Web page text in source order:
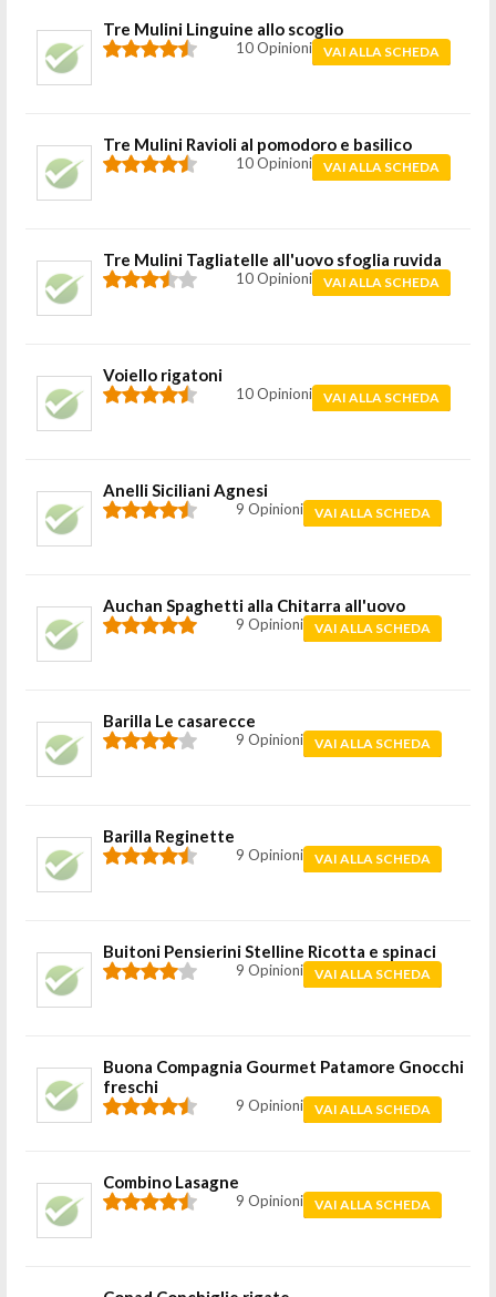
Tre Mulini Linguine allo scoglio
10 Opinioni VAI ALLA SCHEDA
Tre Mulini Ravioli al pomodoro e basilico
10 Opinioni VAI ALLA SCHEDA
Tre Mulini Tagliatelle all'uovo sfoglia ruvida
10 Opinioni VAI ALLA SCHEDA
Voiello rigatoni
10 Opinioni VAI ALLA SCHEDA
Anelli Siciliani Agnesi
9 Opinioni VAI ALLA SCHEDA
Auchan Spaghetti alla Chitarra all'uovo
9 Opinioni VAI ALLA SCHEDA
Barilla Le casarecce
9 Opinioni VAI ALLA SCHEDA
Barilla Reginette
9 Opinioni VAI ALLA SCHEDA
Buitoni Pensierini Stelline Ricotta e spinaci
9 Opinioni VAI ALLA SCHEDA
Buona Compagnia Gourmet Patamore Gnocchi
freschi
9 Opinioni VAI ALLA SCHEDA
Combino Lasagne
9 Opinioni VAI ALLA SCHEDA